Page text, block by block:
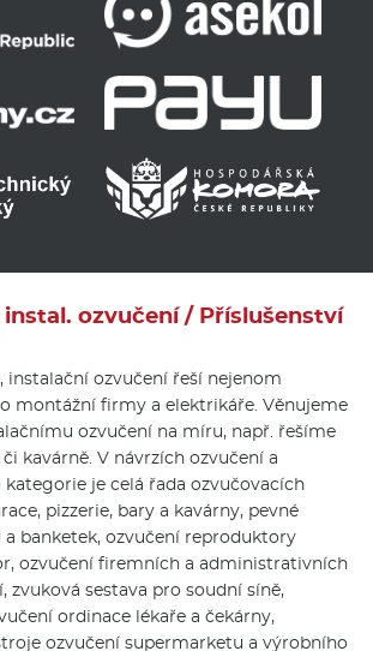
instal. ozvučení / Příslušenství
instalační ozvučení řeší nejenom
montážní firmy a elektrikáře. Věnujeme
ozvučení na míru, např. řešíme
kavárně. V návrzích ozvučení a
je celá řada ozvučovacích
pizzerie, bary a kavárny, pevné
a banketek, ozvučení reproduktory
ozvučení firemních a administrativních
zvuková sestava pro soudní síně,
ordinace lékaře a čekárny,
ozvučení supermarketu a výrobního